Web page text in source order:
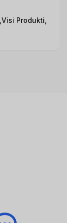
Visi Produkti,